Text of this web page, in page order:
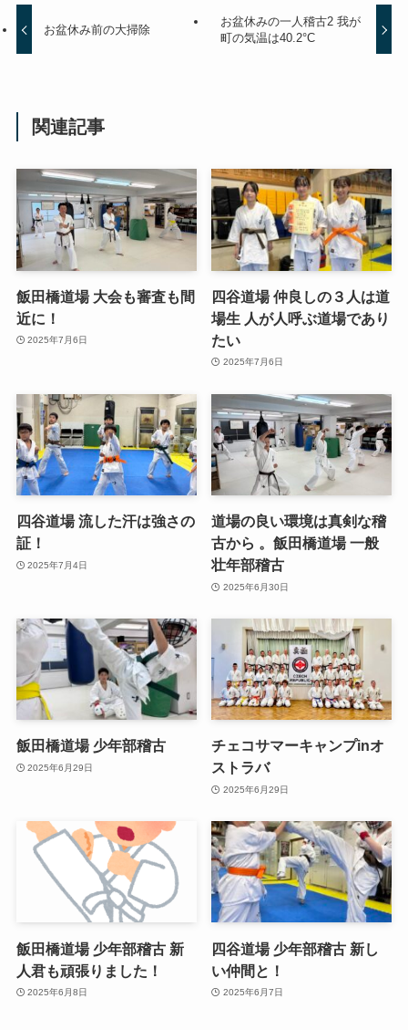
お盆休み前の大掃除
お盆休みの一人稽古2 我が
町の気温は40.2°C
関連記事
飯田橋道場 大会も審査も間
近に！
2025年7月6日
四谷道場 仲良しの３人は道
場生 人が人呼ぶ道場であり
たい
2025年7月6日
四谷道場 流した汗は強さの
証！
2025年7月4日
道場の良い環境は真剣な稽
古から 。飯田橋道場 一般
壮年部稽古
2025年6月30日
飯田橋道場 少年部稽古
2025年6月29日
チェコサマーキャンプinオ
ストラバ
2025年6月29日
飯田橋道場 少年部稽古 新
人君も頑張りました！
2025年6月8日
四谷道場 少年部稽古 新し
い仲間と！
2025年6月7日